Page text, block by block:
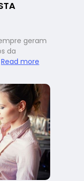
geram
da
Read more
e
food
service:
como
contratar
e
liderar
desta
geração?